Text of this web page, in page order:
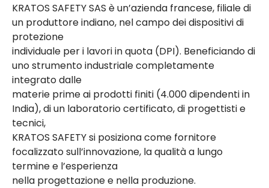
KRATOS SAFETY SAS è un’azienda francese, filiale di
un produttore indiano, nel campo dei dispositivi di
protezione
individuale per i lavori in quota (DPI). Beneficiando di
uno strumento industriale completamente
integrato dalle
materie prime ai prodotti finiti (4.000 dipendenti in
India), di un laboratorio certificato, di progettisti e
tecnici,
KRATOS SAFETY si posiziona come fornitore
focalizzato sull’innovazione, la qualità a lungo
termine e l’esperienza
nella progettazione e nella produzione.